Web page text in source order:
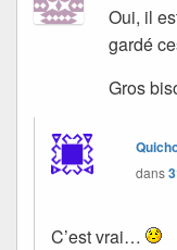
Oui, il
gardé
Gros
dans
C’est vrai…